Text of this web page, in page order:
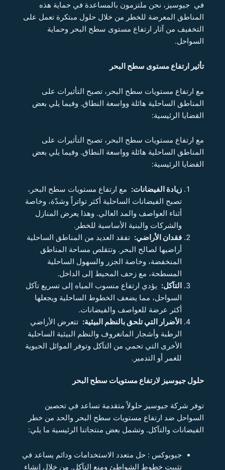
في جيوسيز، نحن ملتزمون بالمساعدة في حماية هذه
المناطق المعرضة للخطر من خلال حلول مبتكرة تعمل على
التخفيف من آثار ارتفاع مستوى سطح البحر وحماية
السواحل.
تأثير ارتفاع مستوى سطح البحر
مع ارتفاع مستويات سطح البحر، تصبح التأثيرات على
المناطق الساحلية هائلة وواسعة النطاق. وفيما يلي بعض
القضايا الرئيسية:
مع ارتفاع مستويات سطح البحر، تصبح التأثيرات على
المناطق الساحلية هائلة وواسعة النطاق. وفيما يلي بعض
القضايا الرئيسية:
زيادة الفيضانات: مع ارتفاع مستويات سطح البحر،
تصبح الفيضانات الساحلية أكثر تواتراً وشدّة، وخاصة
أثناء العواصف والمد العالي. وهذا يعرض المنازل
والشركات والبنية الأساسية للخطر.
فقدان الأراضي: تفقد العديد من المناطق الساحلية
أراضيها لصالح البحر. وتتقلص مساحة المناطق
المنخفضة، وخاصة الجزر والسهول الساحلية
المسطحة، مع زحف المحيط إلى الداخل.
التآكل: يؤدي ارتفاع منسوب المياه إلى تسريع تآكل
السواحل، مما يضعف الخطوط الساحلية ويجعلها
أكثر عرضة للعواصف والفيضانات.
الأضرار التي تلحق بالنظم البيئية: تتعرض الأراضي
الرطبة وأشجار المانغروف والنظم البيئية الساحلية
الأخرى التي تحمي من التآكل وتوفر الموائل الحيوية
للغمر أو التدمير.
حلول جيوسيز لارتفاع مستويات سطح البحر
توفر شركة جيوسيز حلولاً متقدمة تساعد في تحصين
السواحل ضد ارتفاع مستويات سطح البحر والحد من خطر
الفيضانات والتآكل. وتشمل بعض منتجاتنا الرئيسية ما يلي:
جيوبوكس : حل متعدد الاستخدامات ودائم يساعد في
تثبيت خطوط الشواطئ ومنع التآكل. من خلال إنشاء